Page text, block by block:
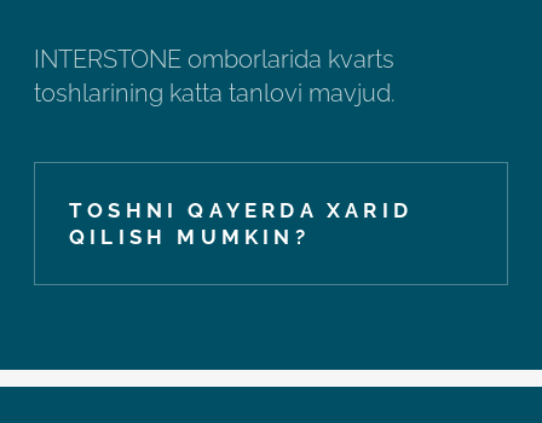
INTERSTONE omborlarida kvarts
toshlarining katta tanlovi mavjud.
TOSHNI QAYERDA XARID
QILISH MUMKIN?